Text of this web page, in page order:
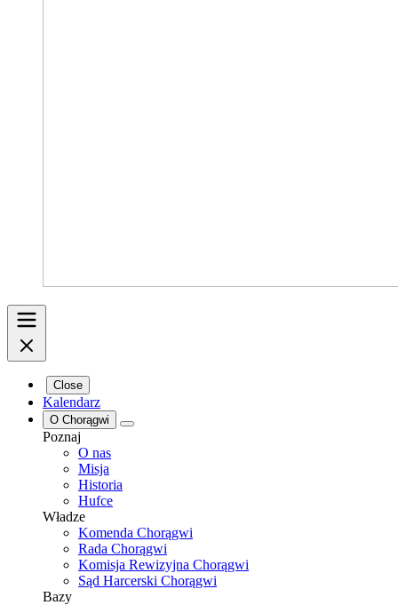
Close
Kalendarz
O Chorągwi
Poznaj
O nas
Misja
Historia
Hufce
Władze
Komenda Chorągwi
Rada Chorągwi
Komisja Rewizyjna Chorągwi
Sąd Harcerski Chorągwi
Bazy